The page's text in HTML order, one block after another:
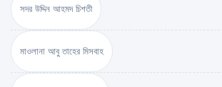
সদর উদ্দিন আহমদ চিশতী
মাওলানা আবু তাহের মিসবাহ